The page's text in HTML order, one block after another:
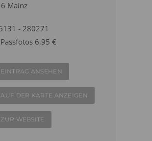
Mainz
- 280271
6,95 €
EINTRAG ANSEHEN
AUF DER KARTE ANZEIGEN
ZUR WEBSITE